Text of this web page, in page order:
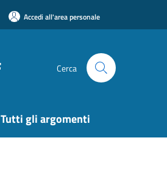
Accedi all'area personale
Cerca
Tutti gli argomenti